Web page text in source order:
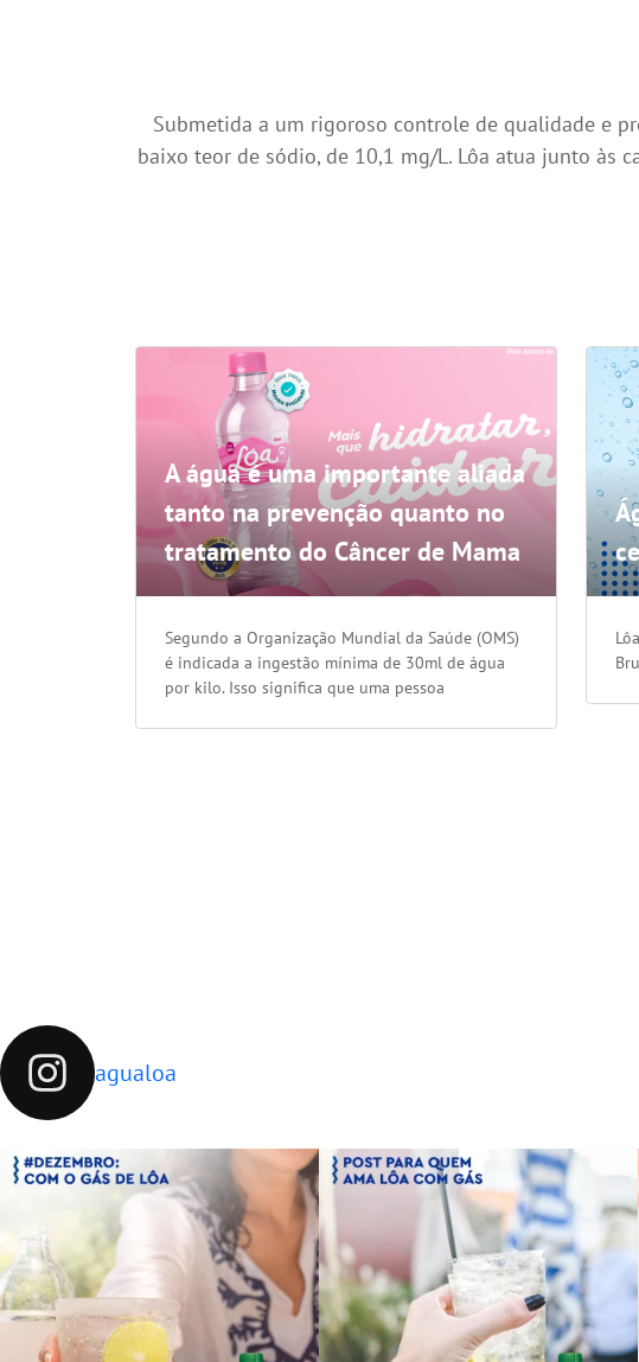
Submetida a um rigoroso controle de qualidade e
baixo teor de sódio, de 10,1 mg/L. Lôa atua junto às
A água é uma importante aliada
tanto na prevenção quanto no
tratamento do Câncer de Mama
Segundo a Organização Mundial da Saúde (OMS)
é indicada a ingestão mínima de 30ml de água
por kilo. Isso significa que uma pessoa
agualoa